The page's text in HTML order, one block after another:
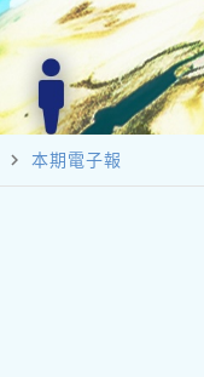
navigate_next 本期電子報